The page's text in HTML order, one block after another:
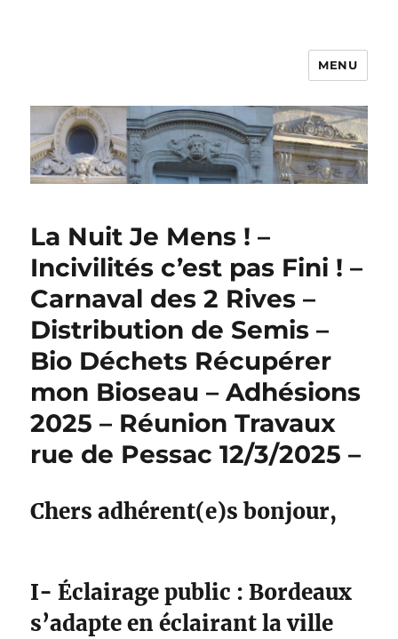
MENU
La Nuit Je Mens ! –
Incivilités c’est pas Fini ! –
Carnaval des 2 Rives –
Distribution de Semis –
Bio Déchets Récupérer
mon Bioseau – Adhésions
2025 – Réunion Travaux
rue de Pessac 12/3/2025 –
Chers adhérent(e)s bonjour,
I- Éclairage public : Bordeaux
s’adapte en éclairant la ville